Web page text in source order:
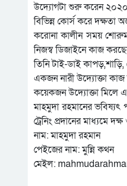
উদ্যোগটা শুরু করেন
বিভিন্ন কোর্স করে দক্ষতা
করোনা কালীন সময়
নিজস্ব ডিজাইনে কাজ
তিনি টাই-ডাই কাপড়,শাড়ি,
একজন নারী উদ্যোক্তা কাজ
কয়েকজন উদ্যোক্তা মিলে
মাহমুদা রহমানের
ট্রেনিং প্রদানের মাধ্যমে
নাম: মাহমুদা রহমান
পেইজের নাম: মুন্নি কথন
মেইল: